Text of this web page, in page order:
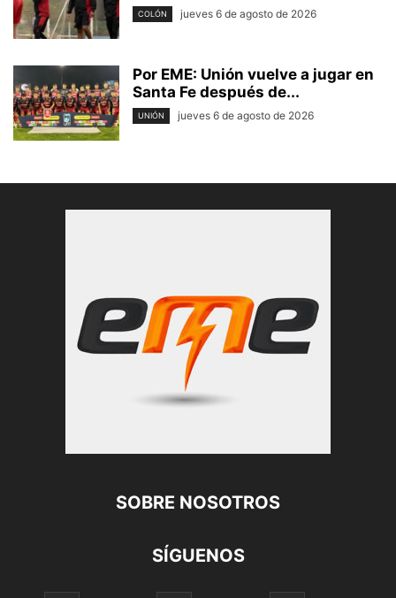
COLÓN jueves 6 de agosto de 2026
Por EME: Unión vuelve a jugar en
Santa Fe después de...
UNIÓN jueves 6 de agosto de 2026
SOBRE NOSOTROS
SÍGUENOS